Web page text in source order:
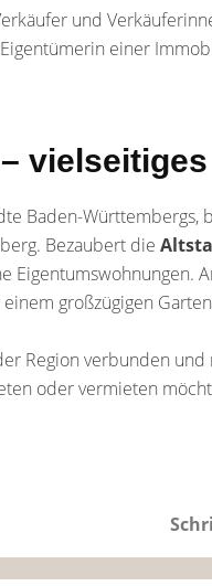
und
einer
Baden-Württembergs,
Bezaubert die
großzügigen
Region verbunden
oder vermieten